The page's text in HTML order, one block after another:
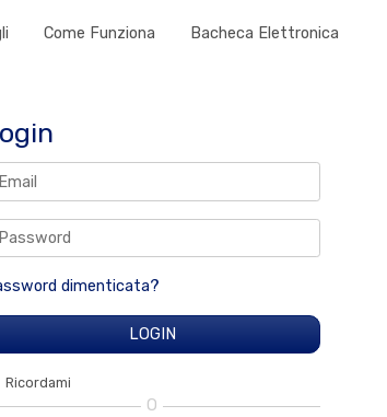
Come Funziona Bacheca Elettronica
dimenticata?
Ricordami
O